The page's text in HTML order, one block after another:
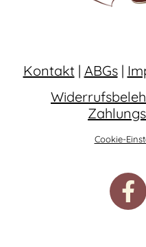
Kontakt | ABGs|
Cookie-